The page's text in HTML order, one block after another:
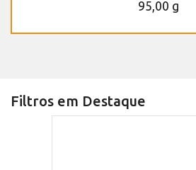
95,00 g
Filtros em Destaque